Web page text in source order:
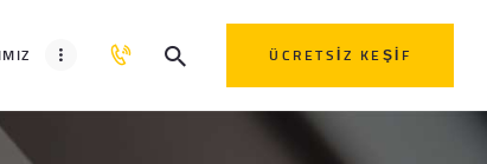
ÜCRETSIZ KEŞIF